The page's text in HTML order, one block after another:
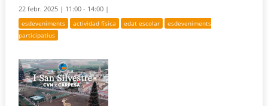
22 febr. 2025 | 11:00 - 14:00 |
esdeveniments actividad física edat escolar
esdeveniments
participatius